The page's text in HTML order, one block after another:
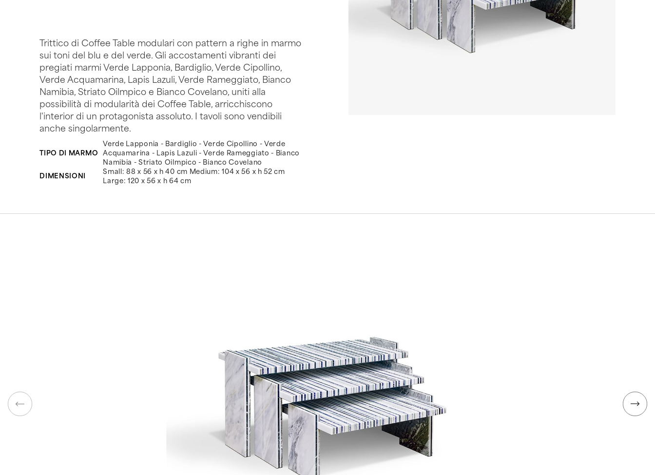
Trittico di Coffee Table modulari con pattern a righe in marmo
sui toni del blu e del verde. Gli accostamenti vibranti dei
pregiati marmi Verde Lapponia, Bardiglio, Verde Cipollino,
Verde Acquamarina, Lapis Lazuli, Verde Rameggiato, Bianco
Namibia, Striato Oilmpico e Bianco Covelano, uniti alla
possibilità di modularità dei Coffee Table, arricchiscono
l'interior di un protagonista assoluto. I tavoli sono vendibili
anche singolarmente.
TIPO DI MARMO
Verde Lapponia - Bardiglio - Verde Cipollino - Verde
Acquamarina - Lapis Lazuli - Verde Rameggiato - Bianco
Namibia - Striato Oilmpico - Bianco Covelano
DIMENSIONI
Small: 88 x 56 x h 40 cm Medium: 104 x 56 x h 52 cm
Large: 120 x 56 x h 64 cm